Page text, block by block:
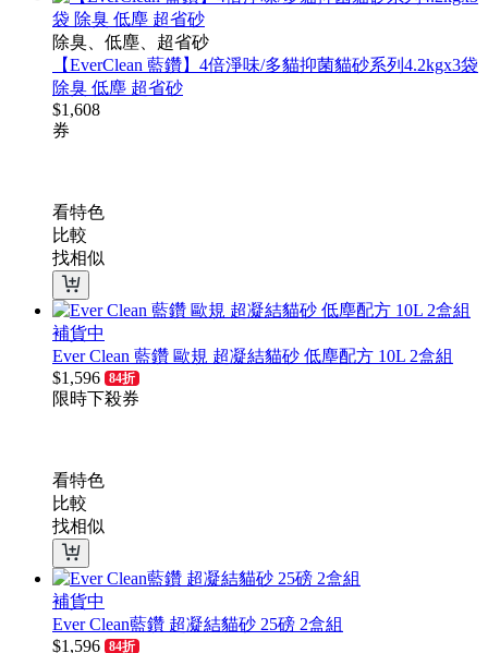
除臭、低塵、超省砂
【EverClean 藍鑽】4倍淨味/多貓抑菌貓砂系列4.2kgx3袋
除臭 低塵 超省砂
$1,608
券
看特色
比較
找相似
補貨中
Ever Clean 藍鑽 歐規 超凝結貓砂 低塵配方 10L 2盒組
$1,596 84折
限時下殺券
看特色
比較
找相似
補貨中
Ever Clean藍鑽 超凝結貓砂 25磅 2盒組
$1,596 84折